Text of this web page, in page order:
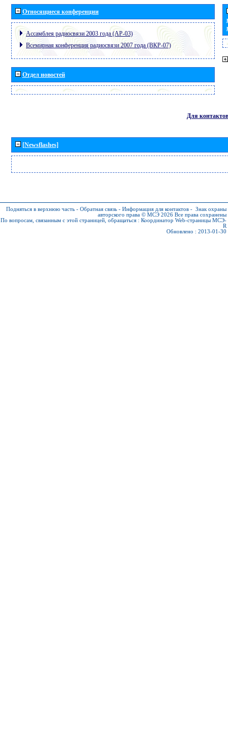
Относящиеся конференции
Ассамблея радиосвязи 2003 года (АР-03)
Всемирная конференция радиосвязи 2007 года (ВКР-07)
Отдел новостей
Для контактов
[Newsflashes]
Подняться в верхнюю часть - Обратная связь - Информация для контактов - Знак охраны
авторского права © МСЭ 2026 Все права сохранены
По вопросам, связанным с этой страницей, обращаться : Координатор Web-страницы МСЭ-
R
Обновлено : 2013-01-30